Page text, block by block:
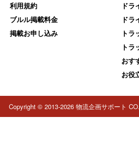
利用規約
ブルル掲載料金
掲載お申し込み
ドラ
ドラ
トラ
トラ
おす
お役
Copyright © 2013-2026 物流企画サポート